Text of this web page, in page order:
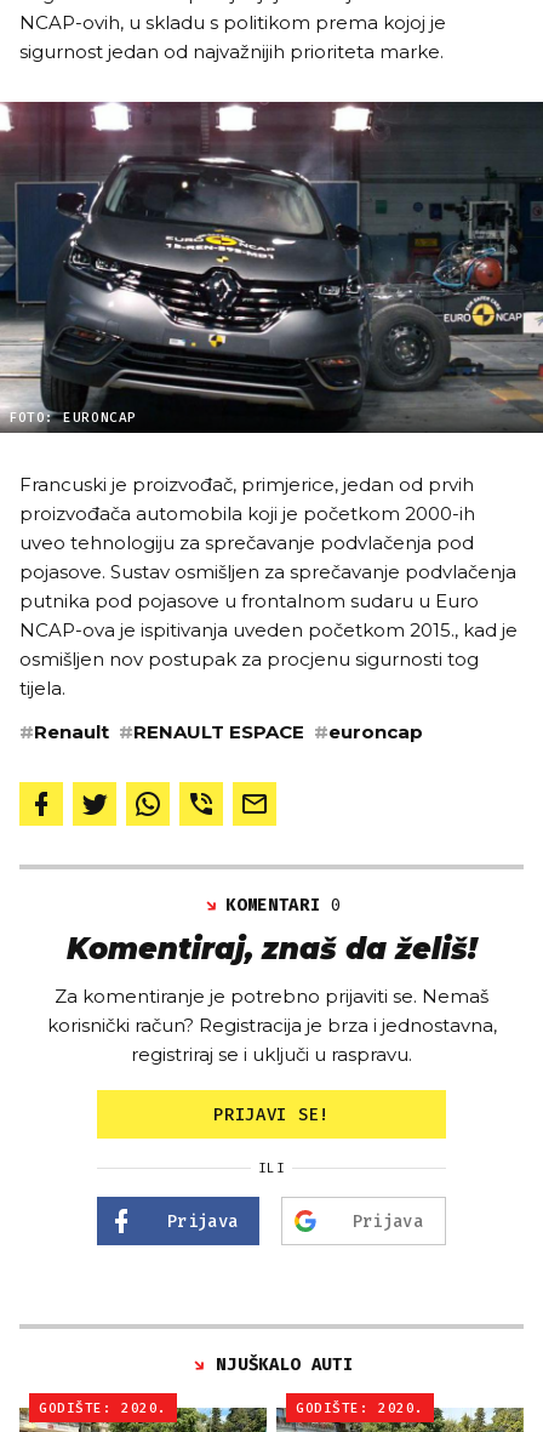
NCAP-ovih, u skladu s politikom prema kojoj je
sigurnost jedan od najvažnijih prioriteta marke.
FOTO: EURONCAP
Francuski je proizvođač, primjerice, jedan od prvih
proizvođača automobila koji je početkom 2000-ih
uveo tehnologiju za sprečavanje podvlačenja pod
pojasove. Sustav osmišljen za sprečavanje podvlačenja
putnika pod pojasove u frontalnom sudaru u Euro
NCAP-ova je ispitivanja uveden početkom 2015., kad je
osmišljen nov postupak za procjenu sigurnosti tog
tijela.
#Renault #RENAULT ESPACE #euroncap
KOMENTARI0
Komentiraj, znaš da želiš!
Za komentiranje je potrebno prijaviti se. Nemaš
korisnički račun? Registracija je brza i jednostavna,
registriraj se i uključi u raspravu.
PRIJAVI SE!
ILI
Prijava Prijava
NJUŠKALO AUTI
GODIŠTE: 2020. GODIŠTE: 2020.